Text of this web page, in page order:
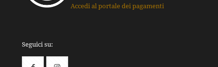
Accedi al portale dei pagamenti
Seguici su: